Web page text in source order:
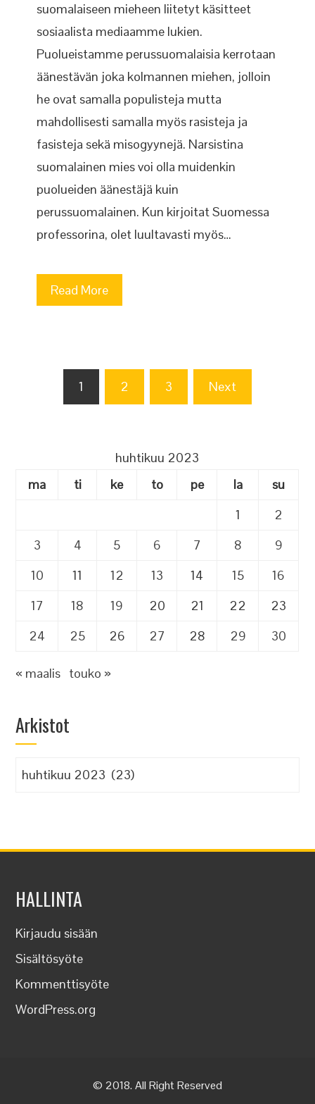
suomalaiseen mieheen liitetyt käsitteet
sosiaalista mediaamme lukien.
Puolueistamme perussuomalaisia kerrotaan
äänestävän joka kolmannen miehen, jolloin
he ovat samalla populisteja mutta
mahdollisesti samalla myös rasisteja ja
fasisteja sekä misogyynejä. Narsistina
suomalainen mies voi olla muidenkin
puolueiden äänestäjä kuin
perussuomalainen. Kun kirjoitat Suomessa
professorina, olet luultavasti myös…
Read More
Artikkelien
sivutus
1 2 3 Next
huhtikuu 2023
ma
ti ke to pe la
su
1
2
3
4 5 6 7 8
9
10
11 12 13 14 15
16
17
18 19 20 21 22
23
24
25 26 27 28 29 30
« maalis touko »
Arkistot
Arkistot
HALLINTA
Kirjaudu sisään
Sisältösyöte
Kommenttisyöte
WordPress.org
© 2018. All Right Reserved